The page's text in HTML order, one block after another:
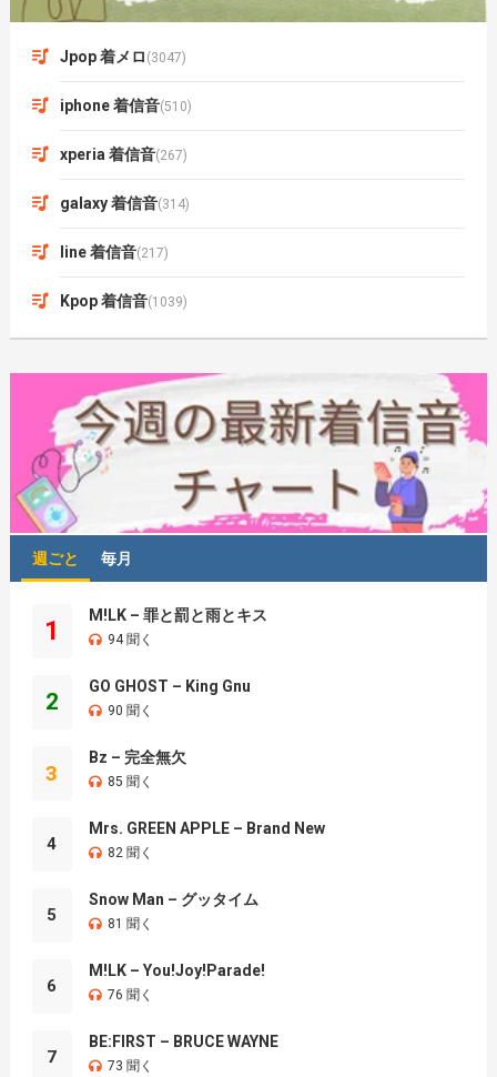
Jpop 着メロ (3047)
iphone 着信音(510)
xperia 着信音(267)
galaxy 着信音(314)
line 着信音(217)
Kpop 着信音(1039)
週ごと 毎月
1
M!LK – 罪と罰と雨とキス
94 聞く
2
GO GHOST – King Gnu
90 聞く
3
Bz – 完全無欠
85 聞く
4
Mrs. GREEN APPLE – Brand New
82 聞く
5
Snow Man – グッタイム
81 聞く
6
M!LK – You!Joy!Parade!
76 聞く
7
BE:FIRST – BRUCE WAYNE
73 聞く